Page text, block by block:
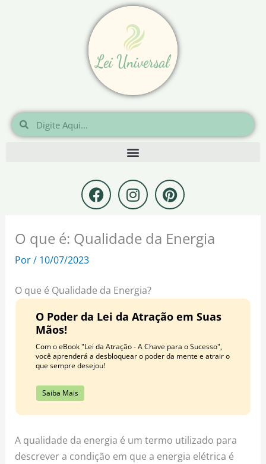
Pesquisar
Pesquisar
F
a
c
e
b
k
I
n
s
t
a
a
m
P
i
n
t
e
t
O que é: Qualidade da Energia
Por/ 10/07/2023
O que é Qualidade da Energia?
O Poder da Lei da Atração em Suas
Mãos!
Com o eBook "Lei da Atração - A Chave para o Sucesso",
você aprenderá a desbloquear o poder da mente e atrair o
que sempre desejou!
Saiba Mais
A qualidade da energia é um termo utilizado para
descrever a condição em que a energia elétrica é